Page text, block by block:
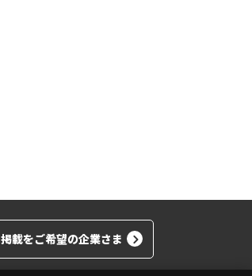
掲載をご希望の企業さま